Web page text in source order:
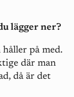
lägger ner?
på med.
där man
då är det